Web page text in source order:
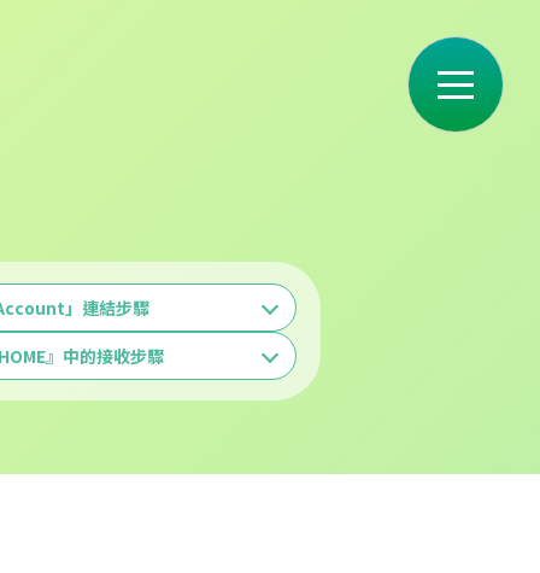
」連結步驟
』中的接收步驟